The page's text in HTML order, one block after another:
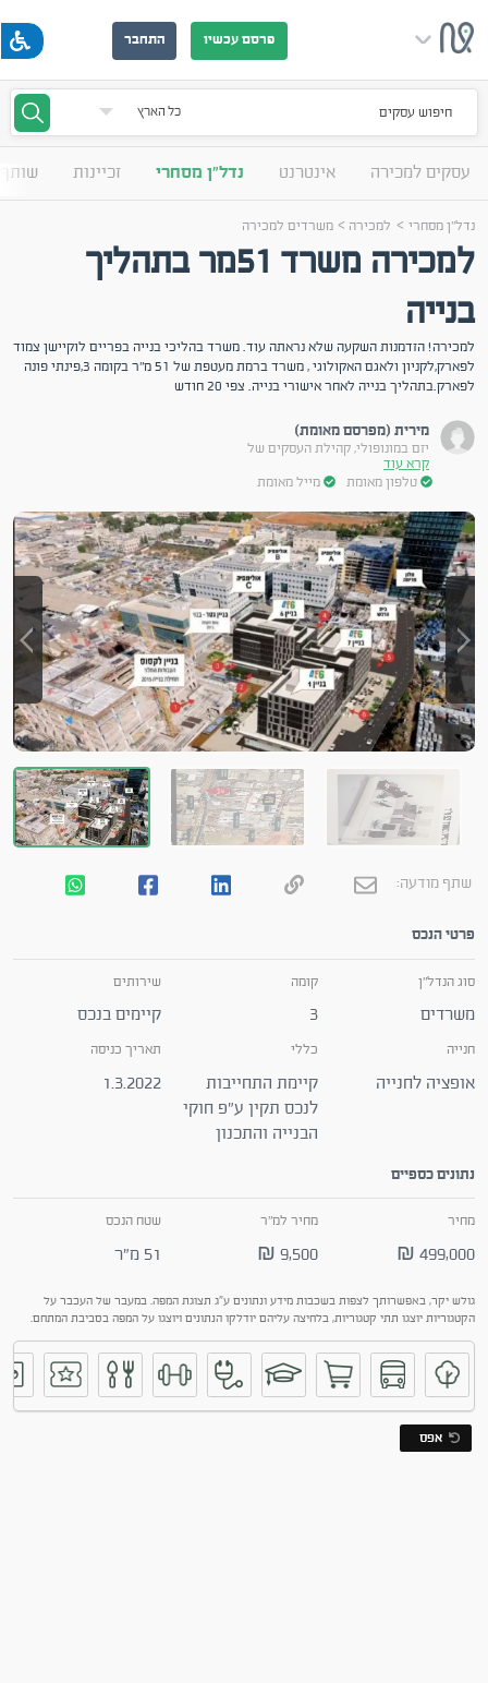
פרסם עכשיו התחבר
חיפוש עסקים
עסקים למכירה אינטרנט נדל"ן מסחרי זכיינות
נדל"ן מסחרי> למכירה >משרדים למכירה
למכירה משרד 51מר בתהליך
בנייה
למכירה! הזדמנות השקעה שלא נראתה עוד. משרד בהליכי בנייה בפריים לוקיישן צמוד
לפארק,לקניון ולאגם האקולוגי , משרד ברמת מעטפת של 51 מ"ר בקומה 3,פינתי פונה
לפארק.בתהליך בנייה לאחר אישורי בנייה. צפי 20 חודש
מירית (מפרסם מאומת)
יזם במונופולי, קהילת העסקים של
קרא עוד
טלפון מאומת
מייל מאומת
שתף מודעה:
פרטי הנכס
סוג הנדל"ן
משרדים
קומה
3
שירותים
קיימים בנכס
חנייה
אופציה לחנייה
כללי
קיימת התחייבות
לנכס תקין ע"פ חוקי
הבנייה והתכנון
תאריך כניסה
1.3.2022
נתונים כספיים
מחיר
499,000 ₪
מחיר למ"ר
9,500 ₪
שטח הנכס
51 מ"ר
גולש יקר, באפשרותך לצפות בשכבות מידע ונתונים ע"ג תצוגת המפה. במעבר של העכבר על
הקטגוריות יוצגו תתי קטגוריות, בלחיצה עליהם יודלקו הנתונים ויוצגו על המפה בסביבת המתחם.
אפס